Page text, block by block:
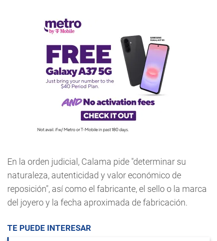
En la orden judicial, Calama pide "determinar su
naturaleza, autenticidad y valor económico de
reposición", así como el fabricante, el sello o la marca
del joyero y la fecha aproximada de fabricación.
TE PUEDE INTERESAR